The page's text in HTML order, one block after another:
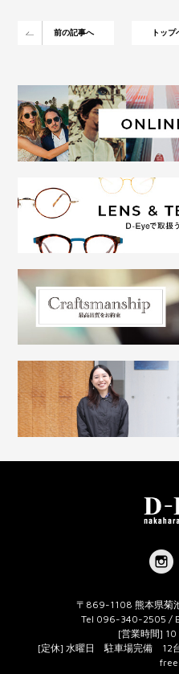
前の記事へ トップ
〒869-1108 熊本県菊
Tel 096-340-2505 /
[営業時間]
[定休] 水曜日 駐車場完備 12